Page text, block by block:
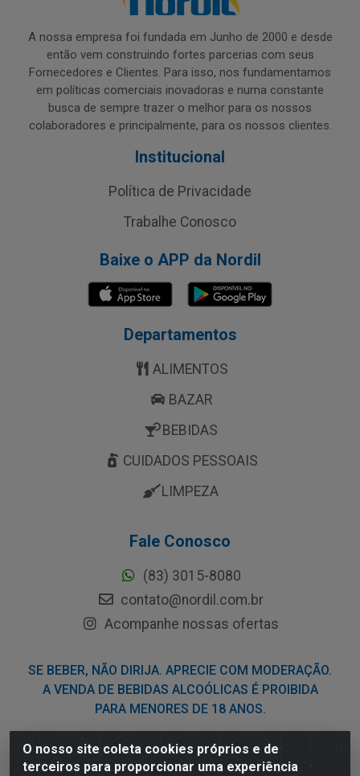
O nosso site coleta cookies próprios e de
terceiros para proporcionar uma experiência
A nossa empresa foi fundada em Junho de 2000 e desde
então vem construindo fortes parcerias com seus
Fornecedores e Clientes. Para isso, nos fundamentamos
em políticas comerciais inovadoras e numa constante
busca de sempre trazer o melhor para os nossos
colaboradores e principalmente, para os nossos clientes.
Institucional
Política de Privacidade
Trabalhe Conosco
Baixe o APP da Nordil
Departamentos
ALIMENTOS
BAZAR
BEBIDAS
CUIDADOS PESSOAIS
LIMPEZA
Fale Conosco
(83) 3015-8080
contato@nordil.com.br
Acompanhe nossas ofertas
SE BEBER, NÃO DIRIJA. APRECIE COM MODERAÇÃO.
A VENDA DE BEBIDAS ALCOÓLICAS É PROIBIDA
PARA MENORES DE 18 ANOS.
Nordil Distribuidora - Avenida Liberdade, 2738, Bloco F -